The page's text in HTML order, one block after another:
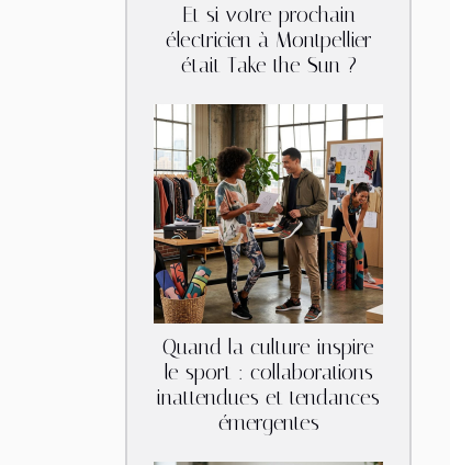
Et si votre prochain
électricien à Montpellier
était Take the Sun ?
Quand la culture inspire
le sport : collaborations
inattendues et tendances
émergentes